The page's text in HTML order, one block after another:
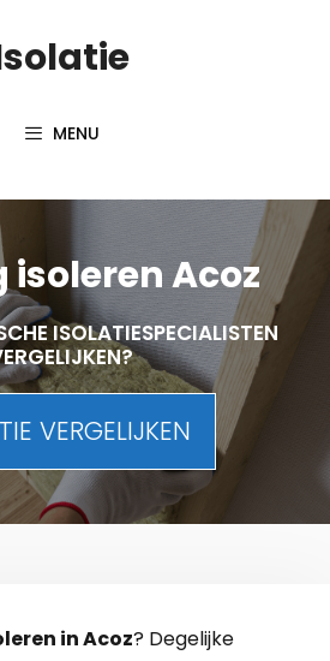
MENU
isoleren Acoz
ISOLATIESPECIALISTEN
VERGELIJKEN
in Acoz? Degelijke